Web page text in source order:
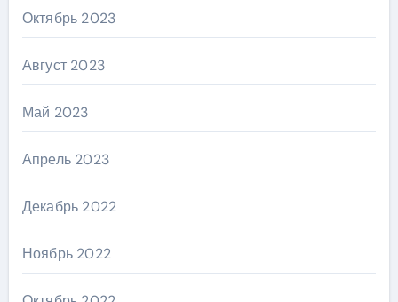
Октябрь 2023
Август 2023
Май 2023
Апрель 2023
Декабрь 2022
Ноябрь 2022